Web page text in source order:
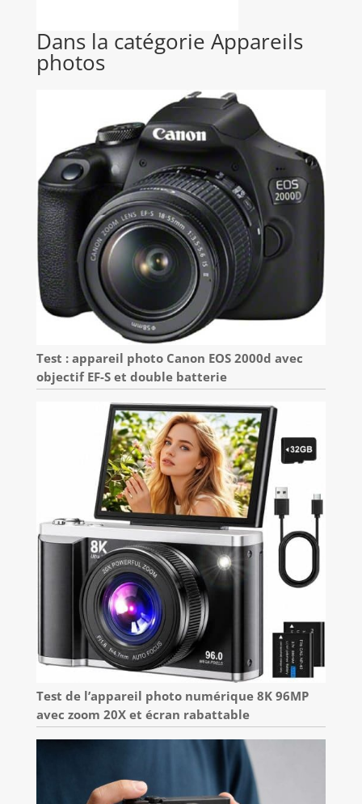
Dans la catégorie Appareils
photos
Test : appareil photo Canon EOS 2000d avec
objectif EF-S et double batterie
Test de l’appareil photo numérique 8K 96MP
avec zoom 20X et écran rabattable